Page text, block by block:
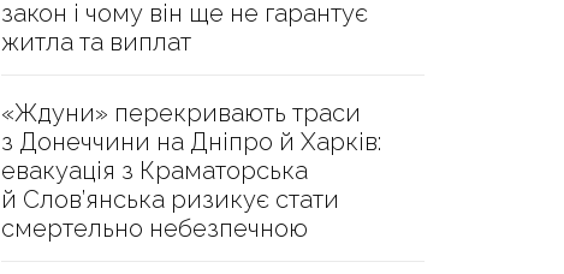
закон і чому він ще не гарантує
житла та виплат
«Ждуни» перекривають траси
з Донеччини на Дніпро й Харків:
евакуація з Краматорська
й Слов’янська ризикує стати
смертельно небезпечною